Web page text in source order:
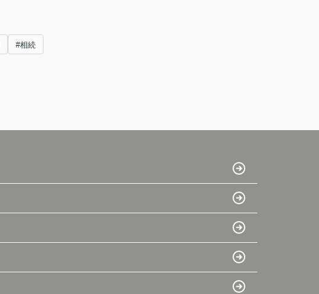
#相続